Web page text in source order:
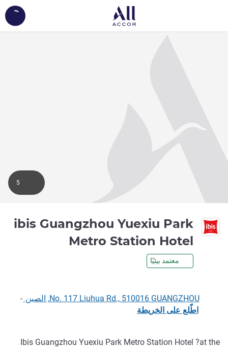
ibis Guangzhou Yuexiu Park
Metro Station Hotel
معتمد بيئيًا
5
No. 117 Liuhua Rd., 510016 GUANGZHOU, الصين
-
اطّلع على الخريطة
Ibis Guangzhou Yuexiu Park Metro Station Hotel ?at the